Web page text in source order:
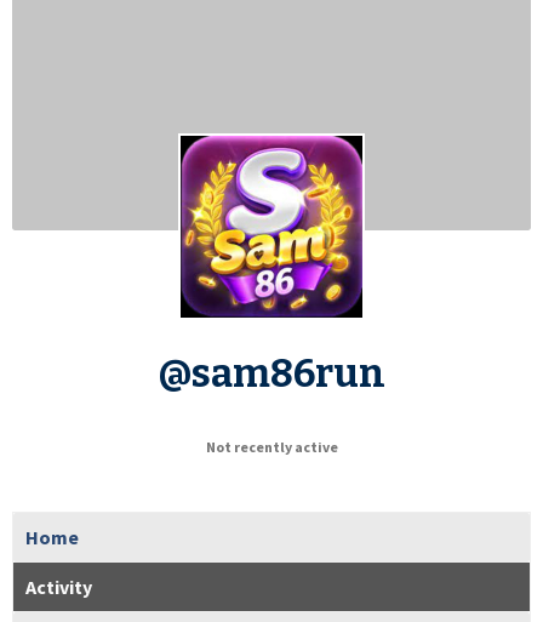
@sam86run
Not recently active
Home
Activity